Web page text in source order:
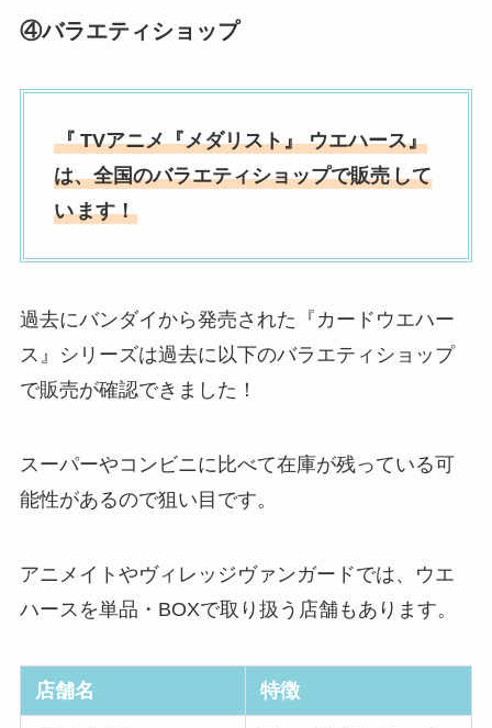
④バラエティショップ
『 TVアニメ『メダリスト』 ウエハース』
は、全国のバラエティショップで販売して
います！
過去にバンダイから発売された『カードウエハー
ス』シリーズは過去に以下のバラエティショップ
で販売が確認できました！
スーパーやコンビニに比べて在庫が残っている可
能性があるので狙い目です。
アニメイトやヴィレッジヴァンガードでは、ウエ
ハースを単品・BOXで取り扱う店舗もあります。
店舗名 特徴